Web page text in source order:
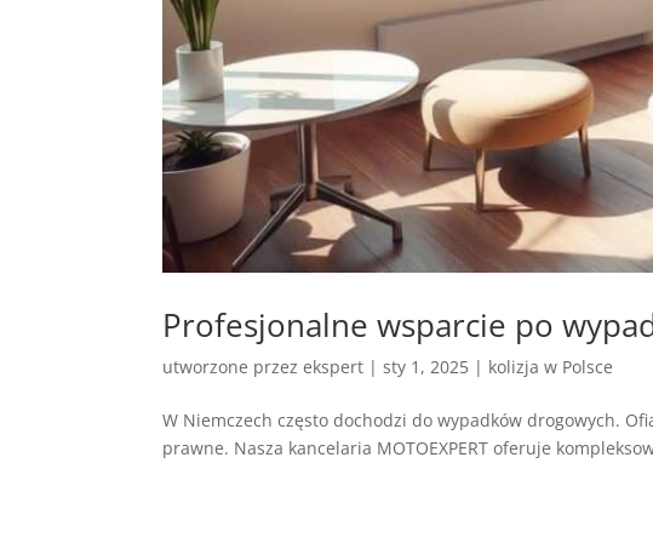
Profesjonalne wsparcie po
utworzone przezekspert |sty 1, 2025 | kolizja w Polsce
W Niemczech często dochodzi do wypadków drogowych.
prawne. Nasza kancelaria MOTOEXPERT oferuje